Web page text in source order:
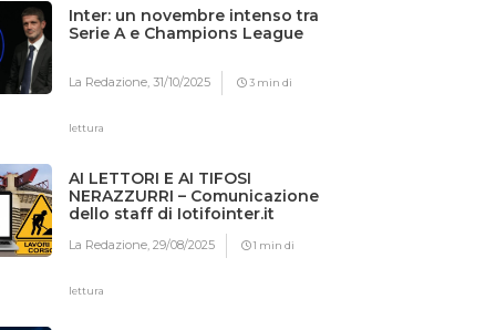
Inter: un novembre intenso tra
Serie A e Champions League
La Redazione,31/10/2025 3 min di
lettura
AI LETTORI E AI TIFOSI
NERAZZURRI – Comunicazione
dello staff di Iotifointer.it
La Redazione,29/08/2025 1 min di
lettura